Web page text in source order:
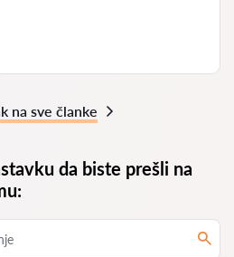
na sve članke
da biste prešli na